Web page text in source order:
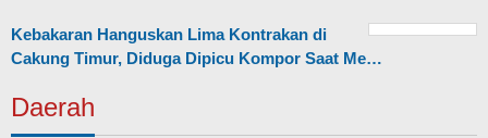
Kebakaran Hanguskan Lima Kontrakan di
Cakung Timur, Diduga Dipicu Kompor Saat Me…
Daerah